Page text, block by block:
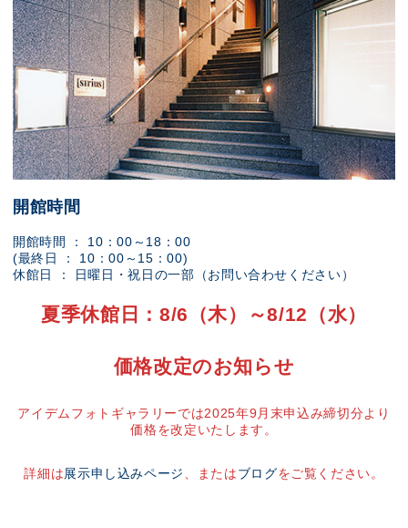
開館時間
開館時間 ： 10：00～18：00
(最終日 ： 10：00～15：00)
休館日 ： 日曜日・祝日の一部（お問い合わせください）
夏季休館日：8/6（木）～8/12（水）
価格改定のお知らせ
アイデムフォトギャラリーでは2025年9月末申込み締切分より
価格を改定いたします。
詳細は展示申し込みページ 、またはブログをご覧ください。